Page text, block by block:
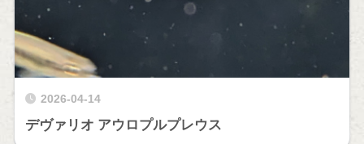
2026-04-14
デヴァリオ アウロプルプレウス